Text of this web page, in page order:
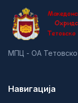
МПЦ - ОА Тетовско
Навигација